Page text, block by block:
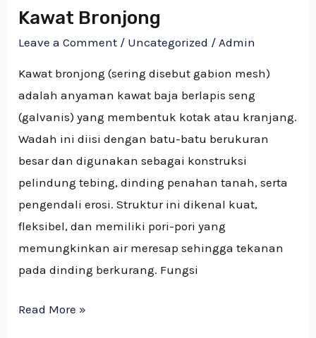
Kawat Bronjong
Leave a Comment / Uncategorized / Admin
Kawat bronjong (sering disebut gabion mesh)
adalah anyaman kawat baja berlapis seng
(galvanis) yang membentuk kotak atau kranjang.
Wadah ini diisi dengan batu-batu berukuran
besar dan digunakan sebagai konstruksi
pelindung tebing, dinding penahan tanah, serta
pengendali erosi. Struktur ini dikenal kuat,
fleksibel, dan memiliki pori-pori yang
memungkinkan air meresap sehingga tekanan
pada dinding berkurang. Fungsi
Read More »